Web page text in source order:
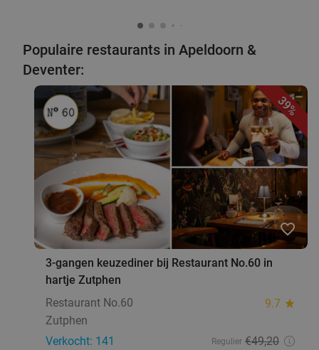
Populaire restaurants in Apeldoorn &
Deventer:
39%
favorite_border
3-gangen keuzediner bij Restaurant No.60 in
hartje Zutphen
Restaurant No.60
9.7 star
Zutphen
Verkocht: 141
Regulier €49,20